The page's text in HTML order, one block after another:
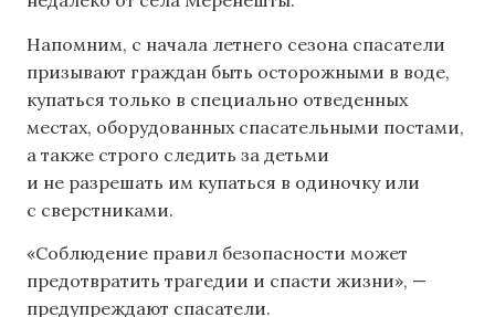
Напомним, с начала летнего сезона спасатели
призывают граждан быть осторожными в воде,
купаться только в специально отведенных
местах, оборудованных спасательными постами,
а также строго следить за детьми
и не разрешать им купаться в одиночку или
с сверстниками.
«Соблюдение правил безопасности может
предотвратить трагедии и спасти жизни», —
предупреждают спасатели.